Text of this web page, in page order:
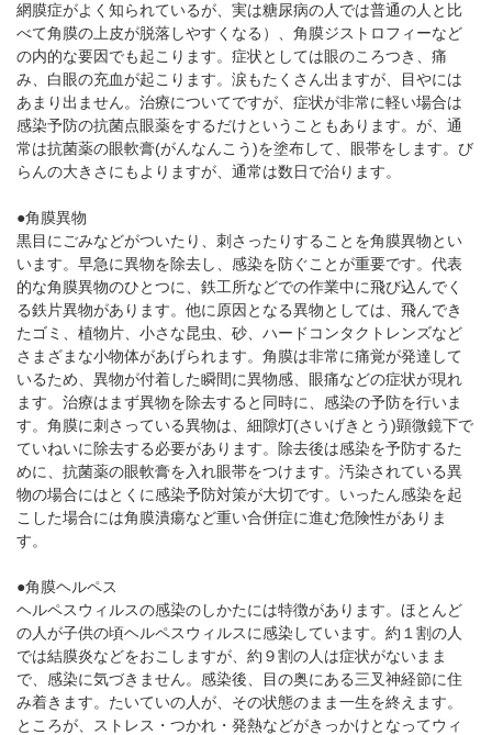
網膜症がよく知られているが、実は糖尿病の人では普通の人と比
べて角膜の上皮が脱落しやすくなる）、角膜ジストロフィーなど
の内的な要因でも起こります。症状としては眼のころつき、痛
み、白眼の充血が起こります。涙もたくさん出ますが、目やには
あまり出ません。治療についてですが、症状が非常に軽い場合は
感染予防の抗菌点眼薬をするだけということもあります。が、通
常は抗菌薬の眼軟膏(がんなんこう)を塗布して、眼帯をします。び
らんの大きさにもよりますが、通常は数日で治ります。
●角膜異物
黒目にごみなどがついたり、刺さったりすることを角膜異物とい
います。早急に異物を除去し、感染を防ぐことが重要です。代表
的な角膜異物のひとつに、鉄工所などでの作業中に飛び込んでく
る鉄片異物があります。他に原因となる異物としては、飛んでき
たゴミ、植物片、小さな昆虫、砂、ハードコンタクトレンズなど
さまざまな小物体があげられます。角膜は非常に痛覚が発達して
いるため、異物が付着した瞬間に異物感、眼痛などの症状が現れ
ます。治療はまず異物を除去すると同時に、感染の予防を行いま
す。角膜に刺さっている異物は、細隙灯(さいげきとう)顕微鏡下で
ていねいに除去する必要があります。除去後は感染を予防するた
めに、抗菌薬の眼軟膏を入れ眼帯をつけます。汚染されている異
物の場合にはとくに感染予防対策が大切です。いったん感染を起
こした場合には角膜潰瘍など重い合併症に進む危険性がありま
す。
●角膜ヘルペス
ヘルペスウィルスの感染のしかたには特徴があります。ほとんど
の人が子供の頃ヘルペスウィルスに感染しています。約１割の人
では結膜炎などをおこしますが、約９割の人は症状がないまま
で、感染に気づきません。感染後、目の奥にある三叉神経節に住
み着きます。たいていの人が、その状態のまま一生を終えます。
ところが、ストレス・つかれ・発熱などがきっかけとなってウィ